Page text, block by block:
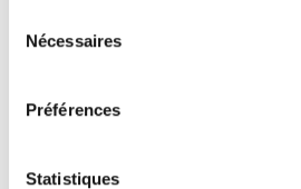
Nécessaires
Préférences
Statistiques